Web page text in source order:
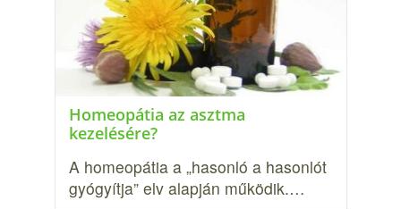
Homeopátia az asztma
kezelésére?
A homeopátia a „hasonló a hasonlót
gyógyítja” elv alapján működik.…